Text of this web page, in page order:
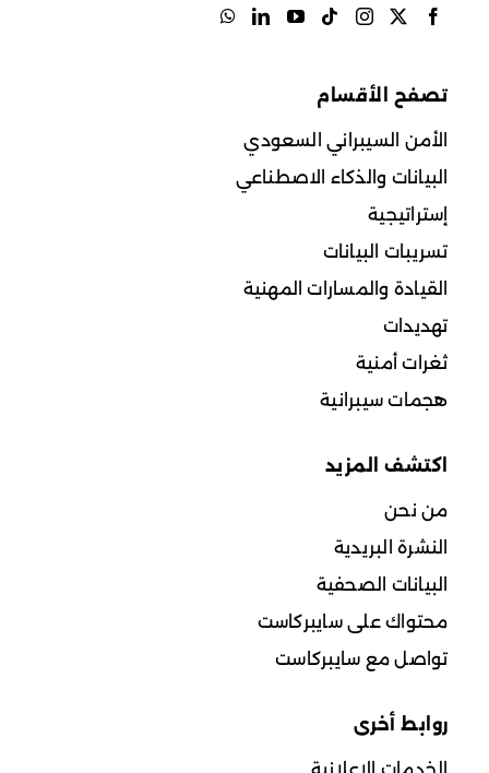
تصفح الأقسام
الأمن السيبراني السعودي
البيانات والذكاء الاصطناعي
إستراتيجية
تسريبات البيانات
القيادة والمسارات المهنية
تهديدات
ثغرات أمنية
هجمات سيبرانية
اكتشف المزيد
من نحن
النشرة البريدية
البيانات الصحفية
محتواك على سايبركاست
تواصل مع سايبركاست
روابط أخرى